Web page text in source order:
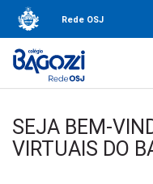
Rede OSJ
SEJA BEM-
VIRTUAIS DO